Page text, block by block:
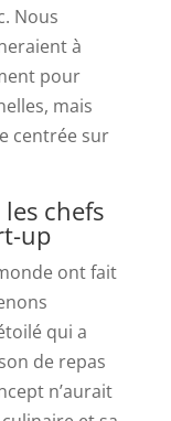
Nous
à
pour
mais
centrée sur
chefs
up
ont fait
qui a
de repas
n’aurait